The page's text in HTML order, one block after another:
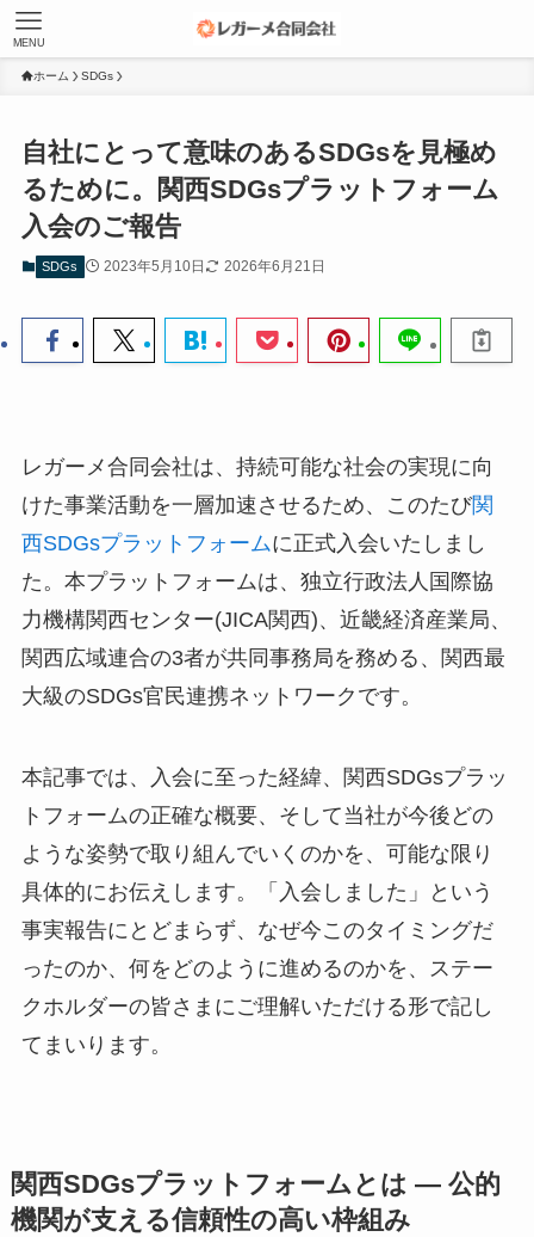
MENU
ホーム SDGs
自社にとって意味のあるSDGsを見極め
るために。関西SDGsプラットフォーム
入会のご報告
SDGs 2023年5月10日 2026年6月21日
レガーメ合同会社は、持続可能な社会の実現に向
けた事業活動を一層加速させるため、このたび関
西SDGsプラットフォームに正式入会いたしまし
た。本プラットフォームは、独立行政法人国際協
力機構関西センター(JICA関西)、近畿経済産業局、
関西広域連合の3者が共同事務局を務める、関西最
大級のSDGs官民連携ネットワークです。
本記事では、入会に至った経緯、関西SDGsプラッ
トフォームの正確な概要、そして当社が今後どの
ような姿勢で取り組んでいくのかを、可能な限り
具体的にお伝えします。「入会しました」という
事実報告にとどまらず、なぜ今このタイミングだ
ったのか、何をどのように進めるのかを、ステー
クホルダーの皆さまにご理解いただける形で記し
てまいります。
関西SDGsプラットフォームとは ― 公的
機関が支える信頼性の高い枠組み